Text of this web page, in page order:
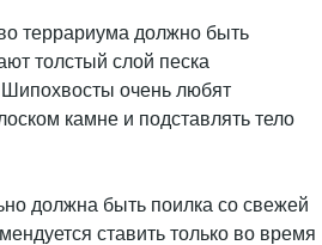
террариума должно быть
толстый слой песка
очень любят
камне и подставлять тело
должна быть поилка со свежей
ставить только во время